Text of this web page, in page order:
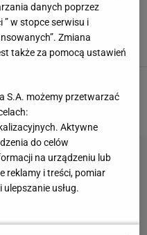
w domu? Te sprawdzone
blask twojej biżuterii w
DOMOWE SPOSOBY PORADY
NASTĘPNA
danych poprzez
w stopce serwisu i
Zmiana
także za pomocą ustawień
S.A. możemy przetwarzać
Aktywne
do celów
na urządzeniu lub
reklamy i treści, pomiar
usług.